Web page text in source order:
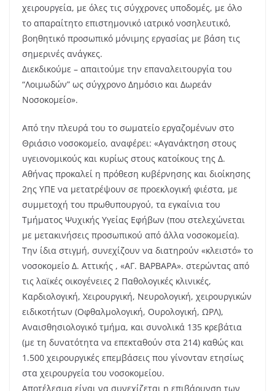
χειρουργεία, με όλες τις σύγχρονες υποδομές, με όλο
το απαραίτητο επιστημονικό ιατρικό νοσηλευτικό,
βοηθητικό προσωπικό μόνιμης εργασίας με βάση τις
σημερινές ανάγκες.
Διεκδικούμε – απαιτούμε την επαναλειτουργία του
“Λοιμωδών” ως σύγχρονο Δημόσιο και Δωρεάν
Νοσοκομείο».
Από την πλευρά του το σωματείο εργαζομένων στο
Θριάσιο νοσοκομείο, αναφέρει: «Αγανάκτηση στους
υγειονομικούς και κυρίως στους κατοίκους της Δ.
Αθήνας προκαλεί η πρόθεση κυβέρνησης και διοίκησης
2ης ΥΠΕ να μετατρέψουν σε προεκλογική φιέστα, με
συμμετοχή του πρωθυπουργού, τα εγκαίνια του
Τμήματος Ψυχικής Υγείας Εφήβων (που στελεχώνεται
με μετακινήσεις προσωπικού από άλλα νοσοκομεία).
Την ίδια στιγμή, συνεχίζουν να διατηρούν «κλειστό» το
νοσοκομείο Δ. Αττικής , «ΑΓ. ΒΑΡΒΑΡΑ». στερώντας από
τις λαϊκές οικογένειες 2 Παθολογικές κλινικές,
Καρδιολογική, Χειρουργική, Νευρολογική, χειρουργικών
ειδικοτήτων (Οφθαλμολογική, Ουρολογική, ΩΡΛ),
Αναισθησιολογικό τμήμα, και συνολικά 135 κρεβάτια
(με τη δυνατότητα να επεκταθούν στα 214) καθώς και
1.500 χειρουργικές επεμβάσεις που γίνονταν ετησίως
στα χειρουργεία του νοσοκομείου.
Αποτέλεσμα είναι να συνεχίζεται η επιβάρυνση των